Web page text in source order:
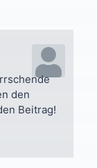
den
Beitrag!